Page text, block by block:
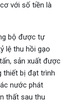
với số tiền là
bộ được tự
lệ thu hồi gạo
sản xuất được
thiết bị đạt trình
nước phát
thất sau thu